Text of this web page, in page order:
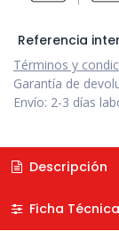
Referencia
Términos y
Garantía de
Envío: 2-3 días
Descripción
Ficha